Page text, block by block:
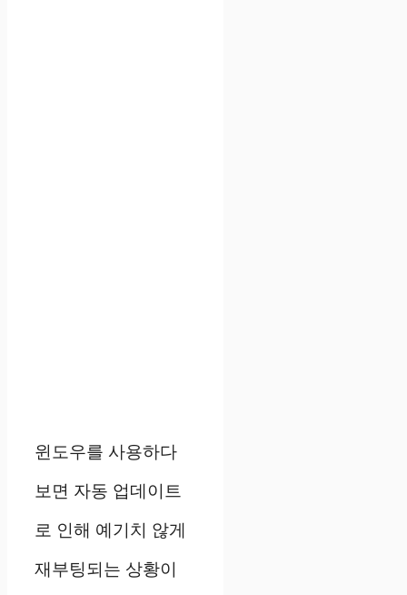
윈도우를 사용하다
보면 자동 업데이트
로 인해 예기치 않게
재부팅되는 상황이